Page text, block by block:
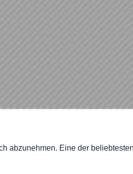
abzunehmen. Eine der